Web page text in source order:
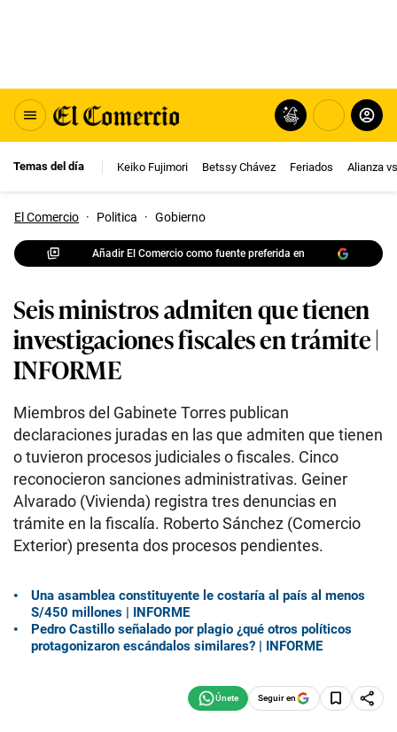
Temas del día Keiko Fujimori Betssy Chávez Feriados Alianza
El Comercio · Politica · Gobierno
Añadir El Comercio como fuente preferida en
Seis ministros admiten que tienen
investigaciones fiscales en trámite |
INFORME
Miembros del Gabinete Torres publican
declaraciones juradas en las que admiten que tienen
o tuvieron procesos judiciales o fiscales. Cinco
reconocieron sanciones administrativas. Geiner
Alvarado (Vivienda) registra tres denuncias en
trámite en la fiscalía. Roberto Sánchez (Comercio
Exterior) presenta dos procesos pendientes.
Una asamblea constituyente le costaría al país al menos
S/450 millones | INFORME
Pedro Castillo señalado por plagio ¿qué otros políticos
protagonizaron escándalos similares? | INFORME
Seguir en